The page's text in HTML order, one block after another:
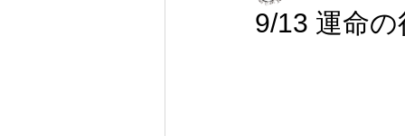
9/13 運命の